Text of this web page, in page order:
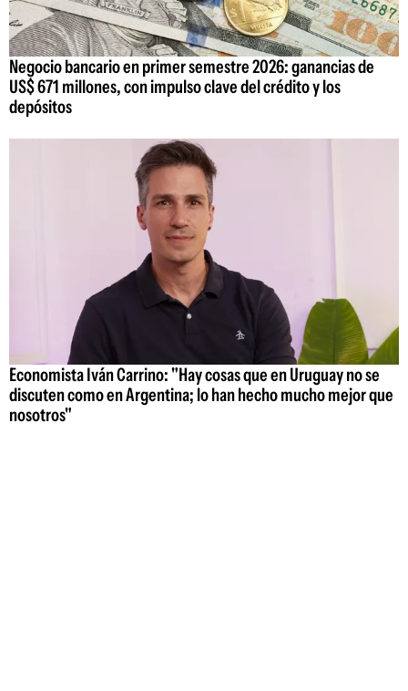
Negocio bancario en primer semestre 2026: ganancias de
US$ 671 millones, con impulso clave del crédito y los
depósitos
Economista Iván Carrino: "Hay cosas que en Uruguay no se
discuten como en Argentina; lo han hecho mucho mejor que
nosotros"